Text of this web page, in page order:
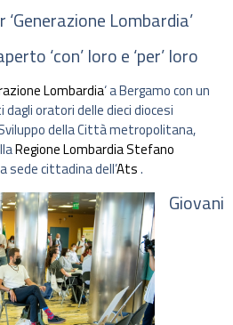
Lombardia’
‘con’ loro e ‘per’ loro
Lombardia‘ a Bergamo con un
oratori delle dieci diocesi
della Città metropolitana,
Regione LombardiaStefano
sede cittadina dell’Ats.
Giovani